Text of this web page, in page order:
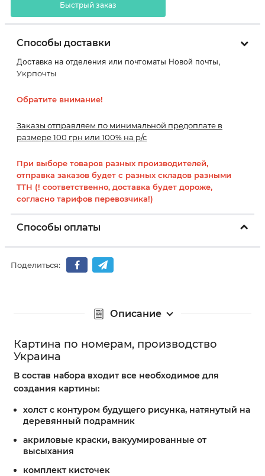
Быстрый заказ
Способы доставки
Доставка на отделения или почтоматы Новой почты,
Укрпочты
Обратите внимание!
Заказы отправляем по минимальной предоплате в
размере 100 грн или 100% на р/с
При выборе товаров разных производителей,
отправка заказов будет с разных складов разными
ТТН (! соответственно, доставка будет дороже,
согласно тарифов перевозчика!)
Способы оплаты
Поделиться:
Описание
Картина по номерам, производство
Украина
В состав набора входит все необходимое для
создания картины:
холст с контуром будущего рисунка, натянутый на
деревянный подрамник
акриловые краски, вакуумированные от
высыхания
комплект кисточек